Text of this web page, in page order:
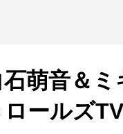
萌音＆
ロールズ